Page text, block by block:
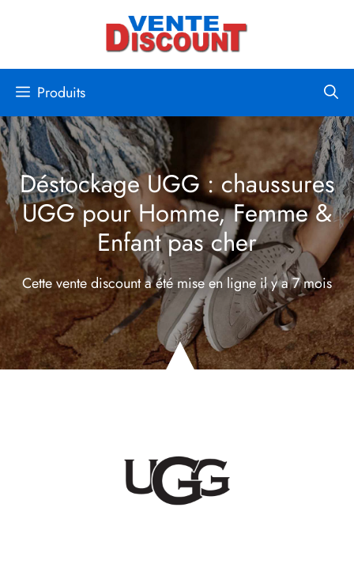
Produits
Déstockage UGG : chaussures
UGG pour Homme, Femme &
Enfant pas cher
Cette vente discount a été mise en ligneil y a 7 mois